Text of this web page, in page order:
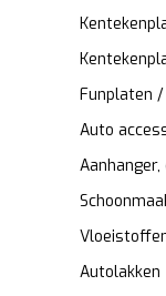
Funplaten
Auto
Autolakken